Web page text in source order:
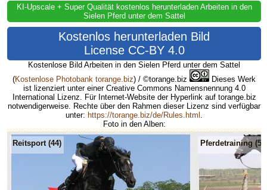
KI-Upscale + Super Qualität kostenlos herunterladen Arbeiten in den
Sielen Pferd unter dem Sattel
Kostenlos herunterladen Bild
License CC-BY 4.0
Kostenlose Bild Arbeiten in den Sielen Pferd unter dem Sattel
(Kostenlose Photobank torange.biz) / ©torange.biz
Dieses Werk
ist lizenziert unter einer Creative Commons Namensnennung 4.0
International Lizenz. Für Internet-Website der Hyperlink auf torange.biz
notwendigerweise. Rechte über den Rahmen dieser Lizenz sind verfügbar
unter: https://torange.biz/de/Rules.html
Foto in den Alben:
Reitsport (44) Pferdetraining